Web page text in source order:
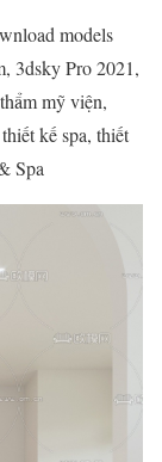
models
3dsky Pro 2021,
mỹ viện,
kế spa, thiết
Spa